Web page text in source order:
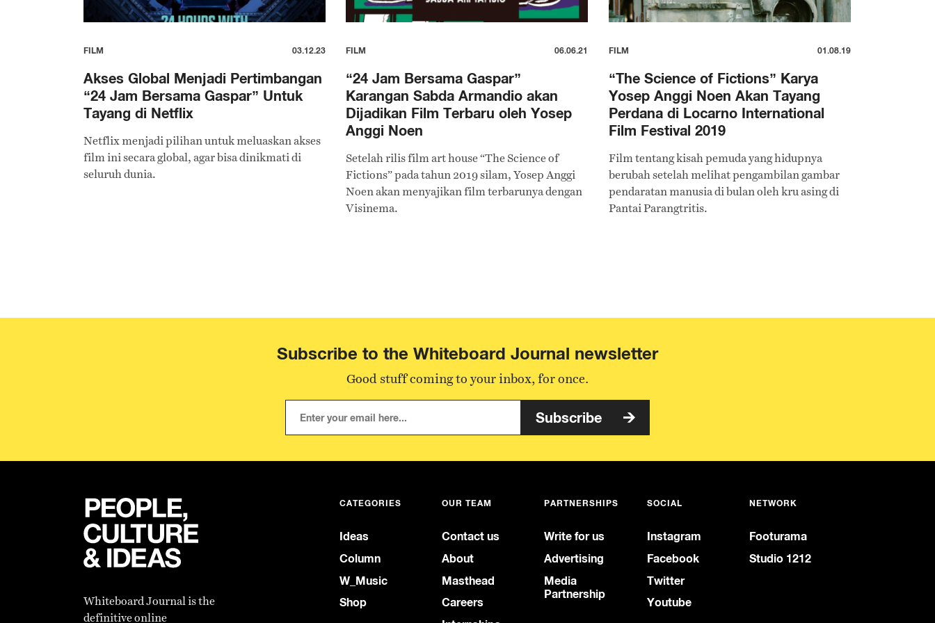
FILM 03.12.23
Akses Global Menjadi Pertimbangan
“24 Jam Bersama Gaspar” Untuk
Tayang di Netflix
Netflix menjadi pilihan untuk meluaskan akses
film ini secara global, agar bisa dinikmati di
seluruh dunia.
FILM 06.06.21
“24 Jam Bersama Gaspar”
Karangan Sabda Armandio akan
Dijadikan Film Terbaru oleh Yosep
Anggi Noen
Setelah rilis film art house “The Science of
Fictions” pada tahun 2019 silam, Yosep Anggi
Noen akan menyajikan film terbarunya dengan
Visinema.
FILM 01.08.19
“The Science of Fictions” Karya
Yosep Anggi Noen Akan Tayang
Perdana di Locarno International
Film Festival 2019
Film tentang kisah pemuda yang hidupnya
berubah setelah melihat pengambilan gambar
pendaratan manusia di bulan oleh kru asing di
Pantai Parangtritis.
Subscribe to the Whiteboard Journal newsletter
Good stuff coming to your inbox, for once.
Subscribe
Whiteboard Journal is the
definitive online
CATEGORIES
Ideas
Column
W_Music
Shop
OUR TEAM
Contact us
About
Masthead
Careers
PARTNERSHIPS
Write for us
Advertising
Media
Partnership
SOCIAL
Instagram
Facebook
Twitter
Youtube
NETWORK
Footurama
Studio 1212